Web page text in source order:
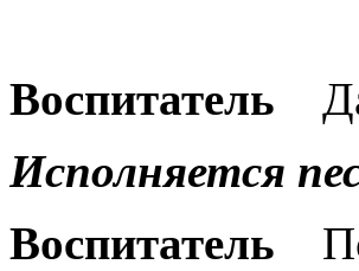
(дети
Воспитатель
Исполняется
Воспитатель